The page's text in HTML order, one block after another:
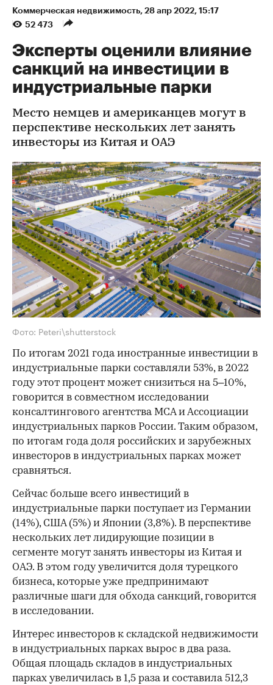
Коммерческая недвижимость⁠, 28 апр 2022, 15:17
52 473
Эксперты оценили влияние
санкций на инвестиции в
индустриальные парки
Место немцев и американцев могут в
перспективе нескольких лет занять
инвесторы из Китая и ОАЭ
Фото: Peteri\shutterstock
По итогам 2021 года иностранные инвестиции в
индустриальные парки составляли 53%, в 2022
году этот процент может снизиться на 5–10%,
говорится в совместном исследовании
консалтингового агентства MCA и Ассоциации
индустриальных парков России. Таким образом,
по итогам года доля российских и зарубежных
инвесторов в индустриальных парках может
сравняться.
Сейчас больше всего инвестиций в
индустриальные парки поступает из Германии
(14%), США (5%) и Японии (3,8%). В перспективе
нескольких лет лидирующие позиции в
сегменте могут занять инвесторы из Китая и
ОАЭ. В этом году увеличится доля турецкого
бизнеса, которые уже предпринимают
различные шаги для обхода санкций, говорится
в исследовании.
Интерес инвесторов к складской недвижимости
в индустриальных парках вырос в два раза.
Общая площадь складов в индустриальных
парках увеличилась в 1,5 раза и составила 512,3